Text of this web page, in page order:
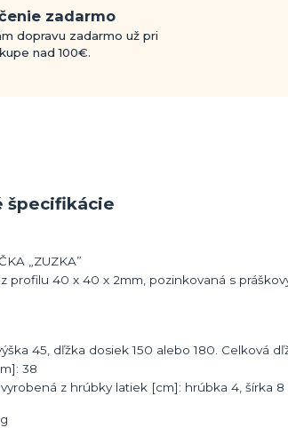
zadarmo
dopravu zadarmo už pri
nad 100€.
špecifikácie
„ZUZKA”
z profilu 40 x 40 x 2mm, pozinkovaná s
45, dľžka dosiek 150 alebo 180. Celková
38
z hrúbky latiek [cm]: hrúbka 4, šírka 8